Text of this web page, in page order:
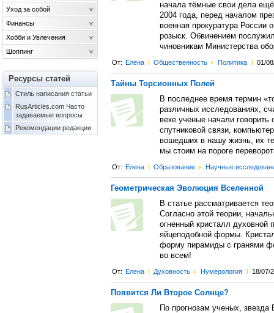
начала тёмные свои дела
2004 года, перед началом
военная прокуратура
розыск. Обвинением
чиновникам Министерства
От: Елена l Общественность > Политика l 01/
Тайны Торсионных Полей
В последнее время термин
различных исследованиях,
веке ученые начали
спутниковой связи,
вошедших в нашу жизнь, их
мы стоим на пороге
От: Елена l Образование > Научные
Геометрическая Эволюция Вселенной
В статье рассматривается
Согласно этой теории,
огненный кристалл духовной
яйцеподобной формы.
форму пирамиды с гранями
во всем!
От: Елена l Духовность > Нумерология l 18/07/
Появится Ли Второе Солнце?
По прогнозам ученых,
Уход за собой
Финансы
Хобби и Увлечения
Шоппинг
Ресурсы статей
Стиль написания статьи
RusArticles.com Часто
задаваемые вопросы
Рекомендации редакции